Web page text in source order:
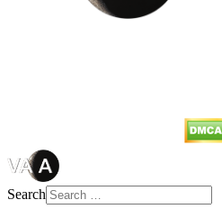
Search